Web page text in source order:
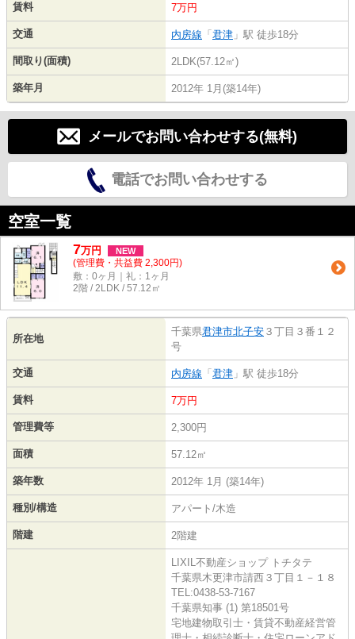
賃料 7万円
交通 内房線 「 君津 」駅 徒歩18分
間取り(面積) 2LDK(57.12㎡)
築年月 2012年 1月(築14年)
メールでお問い合わせする(無料)
電話でお問い合わせする
空室一覧
7万円 NEW
(管理費・共益費 2,300円)
敷：0ヶ月｜礼：1ヶ月
2階 / 2LDK / 57.12㎡
所在地
千葉県君津市北子安 ３丁目３番１２
号
交通 内房線 「 君津 」駅 徒歩18分
賃料 7万円
管理費等 2,300円
面積 57.12㎡
築年数 2012年 1月 (築14年)
種別/構造 アパート/木造
階建 2階建
LIXIL不動産ショップ トチタテ
千葉県木更津市請西３丁目１－１８
TEL:0438-53-7167
千葉県知事 (1) 第18501号
宅地建物取引士・賃貸不動産経営管